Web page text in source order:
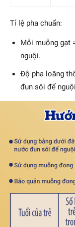
Tỉ lệ pha chuẩn:
Mỗi muỗng gạt
nguội.
Độ pha loãng
đun sôi để